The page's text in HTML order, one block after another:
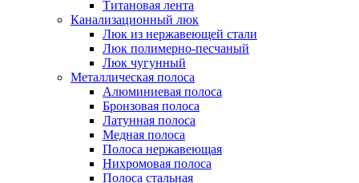
Титановая лента
Канализационный люк
Люк из нержавеющей стали
Люк полимерно-песчаный
Люк чугунный
Металлическая полоса
Алюминиевая полоса
Бронзовая полоса
Латунная полоса
Медная полоса
Полоса нержавеющая
Нихромовая полоса
Полоса стальная